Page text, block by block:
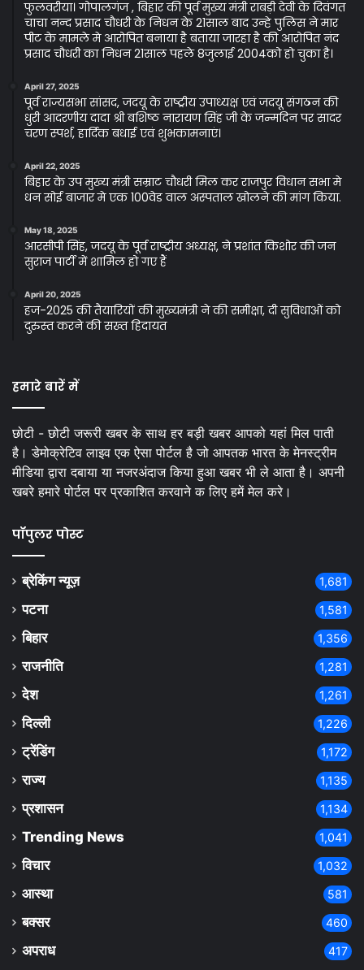
फुलवरीया। गोपालगंज , बिहार की पूर्व मुख्य मंत्री राबड़ी देवी के दिवंगत
चाचा नन्द प्रसाद चौधरी के निधन के 21साल बाद उन्हे पुलिस ने मार
पीट के मामले मे आरोपित बनाया है बताया जारहा है की आरोपित नंद
प्रसाद चौधरी का निधन 21साल पहले 8जुलाई 2004को हो चुका है।
April 27, 2025
पूर्व राज्यसभा सांसद, जदयू के राष्ट्रीय उपाध्यक्ष एवं जदयू संगठन की
धुरी आदरणीय दादा श्री बशिष्ठ नारायण सिंह जी के जन्मदिन पर सादर
चरण स्पर्श, हार्दिक बधाई एवं शुभकामनाएं।
April 22, 2025
बिहार के उप मुख्य मंत्री सम्राट चौधरी मिल कर राजपुर विधान सभा मे
धन सोई बाजार मे एक 100वेड वाल अस्पताल खोलने की मांग किया.
May 18, 2025
आरसीपी सिंह, जदयू के पूर्व राष्ट्रीय अध्यक्ष, ने प्रशांत किशोर की जन
सुराज पार्टी में शामिल हो गए हैं
April 20, 2025
हज-2025 की तैयारियों की मुख्यमंत्री ने की समीक्षा, दी सुविधाओं को
दुरुस्त करने की सख्त हिदायत
हमारे बारें में
छोटी - छोटी जरूरी खबर के साथ हर बड़ी खबर आपको यहां मिल पाती
है। डेमोक्रेटिव लाइव एक ऐसा पोर्टल है जो आपतक भारत के मेनस्ट्रीम
मीडिया द्वारा दबाया या नजरअंदाज किया हुआ खबर भी ले आता है। अपनी
खबरे हमारे पोर्टल पर प्रकाशित करवाने क लिए हमें मेल करे।
पॉपुलर पोस्ट
ब्रेकिंग न्यूज़ 1,681
पटना 1,581
बिहार 1,356
राजनीति 1,281
देश 1,261
दिल्ली 1,226
ट्रेंडिंग 1,172
राज्य 1,135
प्रशासन 1,134
Trending News 1,041
विचार 1,032
आस्था 581
बक्सर 460
अपराध 417